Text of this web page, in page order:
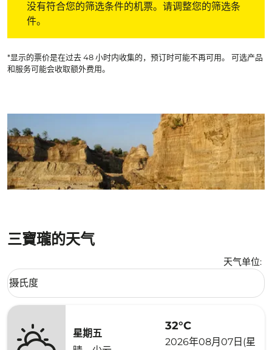
没有符合您的筛选条件的机票。请调整您的筛选条
件。
*显示的票价是在过去 48 小时内收集的，预订时可能不再可用。 可选产品
和服务可能会收取额外费用。
三寶瓏的天气
天气单位:
Weather unit option 摄氏度 Selected
摄氏度
keyboard_arrow_down
星期五
32°C
2026年08月07日(星